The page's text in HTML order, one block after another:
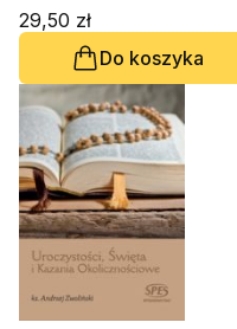
29,50 zł
Do koszyka